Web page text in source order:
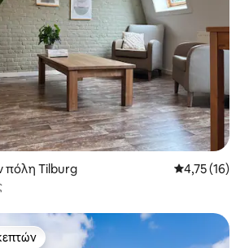
πόλη Tilburg Μέση
4,75 (16)
επισκεπτών